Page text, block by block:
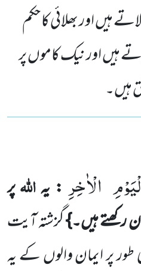
ہیں اور بھلائی کا حکم
ہیں اور نیک کاموں پر
ہیں۔
الْاٰخِرِ : یہاللہپر
رکھتے ہیں۔}گزشتہ آیت
طور پر ایمان والوں کے یہ